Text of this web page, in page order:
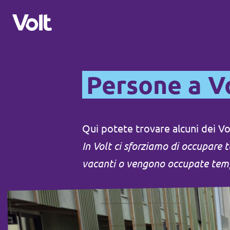
Sezioni di Volt in Svizzera
Volt sul territorio
Altre sezioni nazionali di Volt
Informazioni su Volt
Notizie
Persone a
Qui potete trovare alcuni dei
In Volt ci sforziamo di occupare
vacanti o vengono occupate